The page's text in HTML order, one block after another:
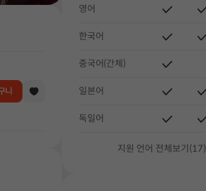
니
영어
한국어
중국어(간체)
일본어
독일어
지원 언어 전체보기(17)